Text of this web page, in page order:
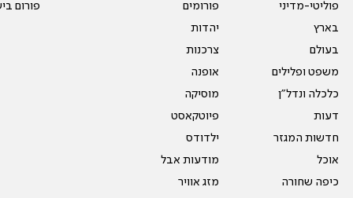
פוליטי-מדיני
בארץ
בעולם
משפט ופלילים
כלכלה ונדל"ן
דעות
חדשות המגזר
אוכל
כיפה שחורה
פורומים
יהדות
צרכנות
אופנה
מוסיקה
פיוטקאסט
ילדודס
מודעות אבל
מזג אוויר
פורום